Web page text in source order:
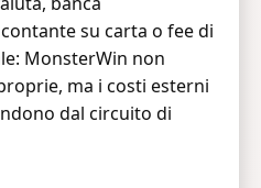
su carta o fee di
MonsterWin non
ma i costi esterni
dal circuito di